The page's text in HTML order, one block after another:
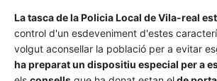
La tasca de la Policia Local de Vila-real
control d'un esdeveniment d'estes
volgut aconsellar la població per a evitar
ha preparat un dispositiu especial per a